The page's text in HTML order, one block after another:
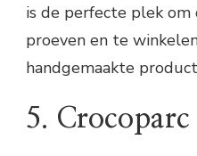
is de perfecte plek
proeven en te
handgemaakte
5. Crocoparc